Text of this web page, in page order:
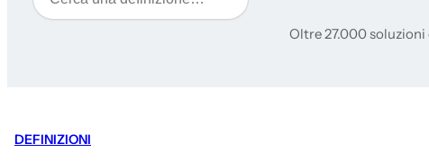
Oltre 27.000
DEFINIZIONI